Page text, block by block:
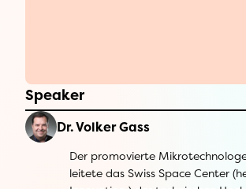
Speaker
Dr. Volker Gass
Der promovierte
leitete das Swiss Space Center